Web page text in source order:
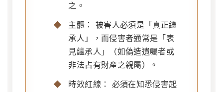
之。
主體：
被害人必須是「真正繼
承人」，而侵害者通常是「表
見繼承人」（如偽造遺囑者或
非法占有財產之親屬）。
時效紅線：
必須在知悉侵害起